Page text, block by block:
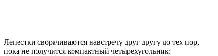
Лепестки сворачиваются навстречу друг другу до тех пор,
пока не получится компактный четырехугольник: